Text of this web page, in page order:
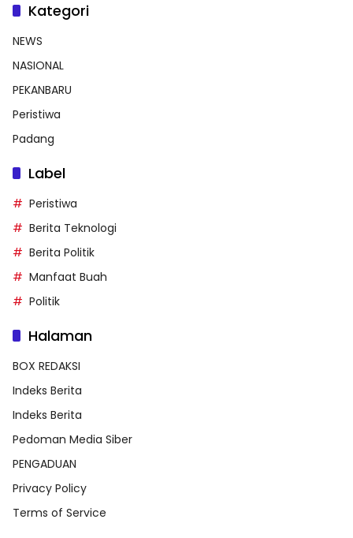
Kategori
NEWS
NASIONAL
PEKANBARU
Peristiwa
Padang
Label
Peristiwa
Berita Teknologi
Berita Politik
Manfaat Buah
Politik
Halaman
BOX REDAKSI
Indeks Berita
Indeks Berita
Pedoman Media Siber
PENGADUAN
Privacy Policy
Terms of Service